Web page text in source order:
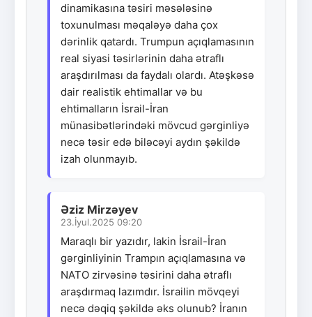
dinamikasına təsiri məsələsinə
toxunulması məqaləyə daha çox
dərinlik qatardı. Trumpun açıqlamasının
real siyasi təsirlərinin daha ətraflı
araşdırılması da faydalı olardı. Atəşkəsə
dair realistik ehtimallar və bu
ehtimalların İsrail-İran
münasibətlərindəki mövcud gərginliyə
necə təsir edə biləcəyi aydın şəkildə
izah olunmayıb.
Əziz Mirzəyev
23.İyul.2025 09:20
Maraqlı bir yazıdır, lakin İsrail-İran
gərginliyinin Trampın açıqlamasına və
NATO zirvəsinə təsirini daha ətraflı
araşdırmaq lazımdır. İsrailin mövqeyi
necə dəqiq şəkildə əks olunub? İranın